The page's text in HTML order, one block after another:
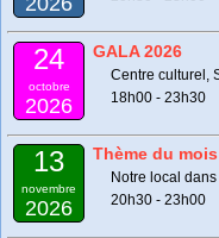
24
octobre
2026
GALA 2026
Centre culturel,
18h00 - 23h30
13
novembre
2026
Thème du
Notre local
20h30 - 23h00